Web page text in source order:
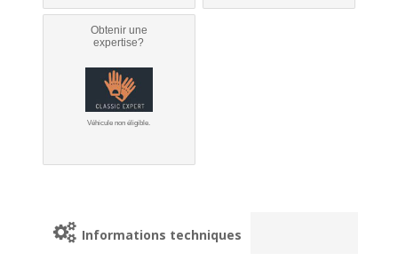
Obtenir une
expertise?
Véhicule non éligible.
Informations techniques